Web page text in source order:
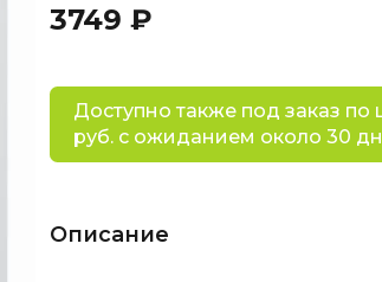
3749 ₽
Доступно также под заказ по
руб. с ожиданием около 30
Описание